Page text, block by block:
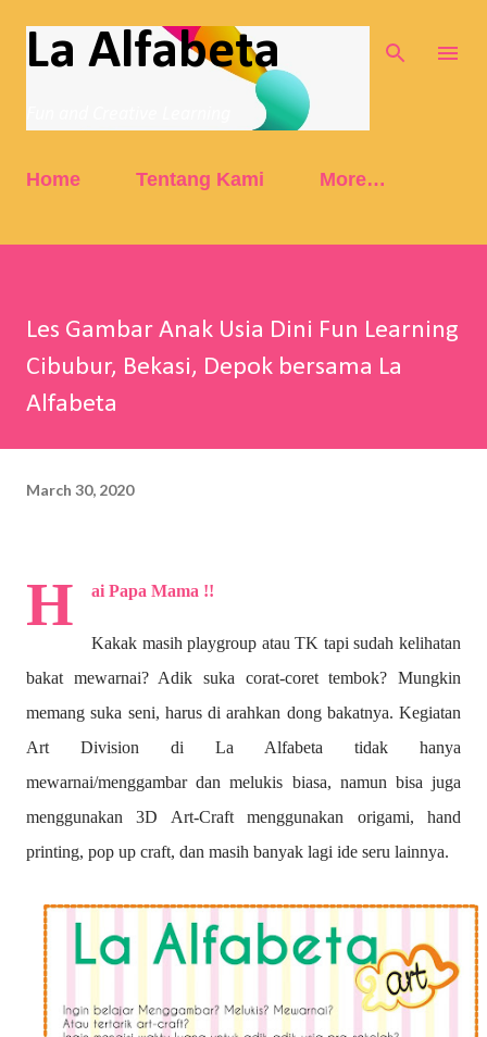
Skip to main content
La Alfabeta
Home Tentang Kami More…
Les Gambar Anak Usia Dini Fun Learning
Cibubur, Bekasi, Depok bersama La
Alfabeta
March 30, 2020
H ai Papa Mama !!
Kakak masih playgroup atau TK tapi sudah kelihatan
bakat mewarnai? Adik suka corat-coret tembok? Mungkin
memang suka seni, harus di arahkan dong bakatnya. Kegiatan
Art Division di La Alfabeta tidak hanya
mewarnai/menggambar dan melukis biasa, namun bisa juga
menggunakan 3D Art-Craft menggunakan origami, hand
printing, pop up craft, dan masih banyak lagi ide seru lainnya.